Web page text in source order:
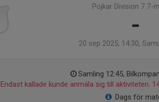
Pojkar Division 7 7-
-
20 sep 2025, 14:30,
Samling 12:45,
Endast kallade kunde anmäla sig till aktiviteten.
Dags för